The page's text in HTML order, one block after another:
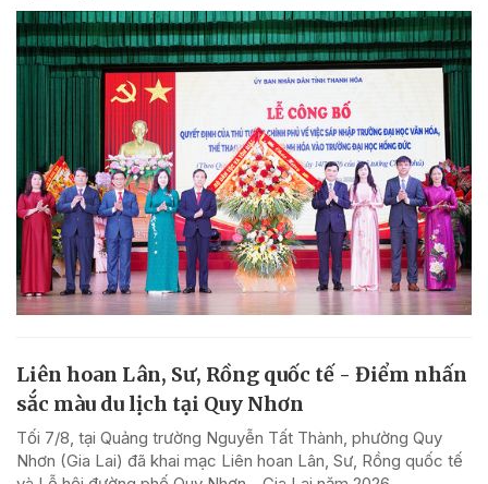
Liên hoan Lân, Sư, Rồng quốc tế - Điểm nhấn
sắc màu du lịch tại Quy Nhơn
Tối 7/8, tại Quảng trường Nguyễn Tất Thành, phường Quy
Nhơn (Gia Lai) đã khai mạc Liên hoan Lân, Sư, Rồng quốc tế